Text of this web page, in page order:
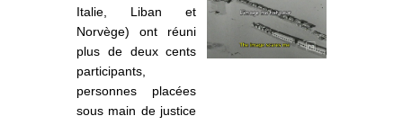
Italie, Liban et
Norvège) ont réuni
plus de deux cents
participants,
personnes placées
sous main de justice